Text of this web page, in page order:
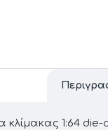
κλίμακας 1:64